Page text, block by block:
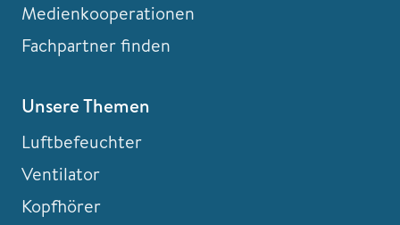
Medienkooperationen
Fachpartner finden
Unsere Themen
Luftbefeuchter
Ventilator
Kopfhörer